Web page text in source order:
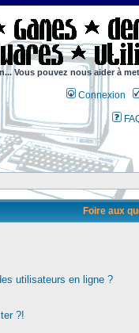
Vous pouvez nous aider à
Connexion
Foire aux
utilisateurs en ligne ?
?!